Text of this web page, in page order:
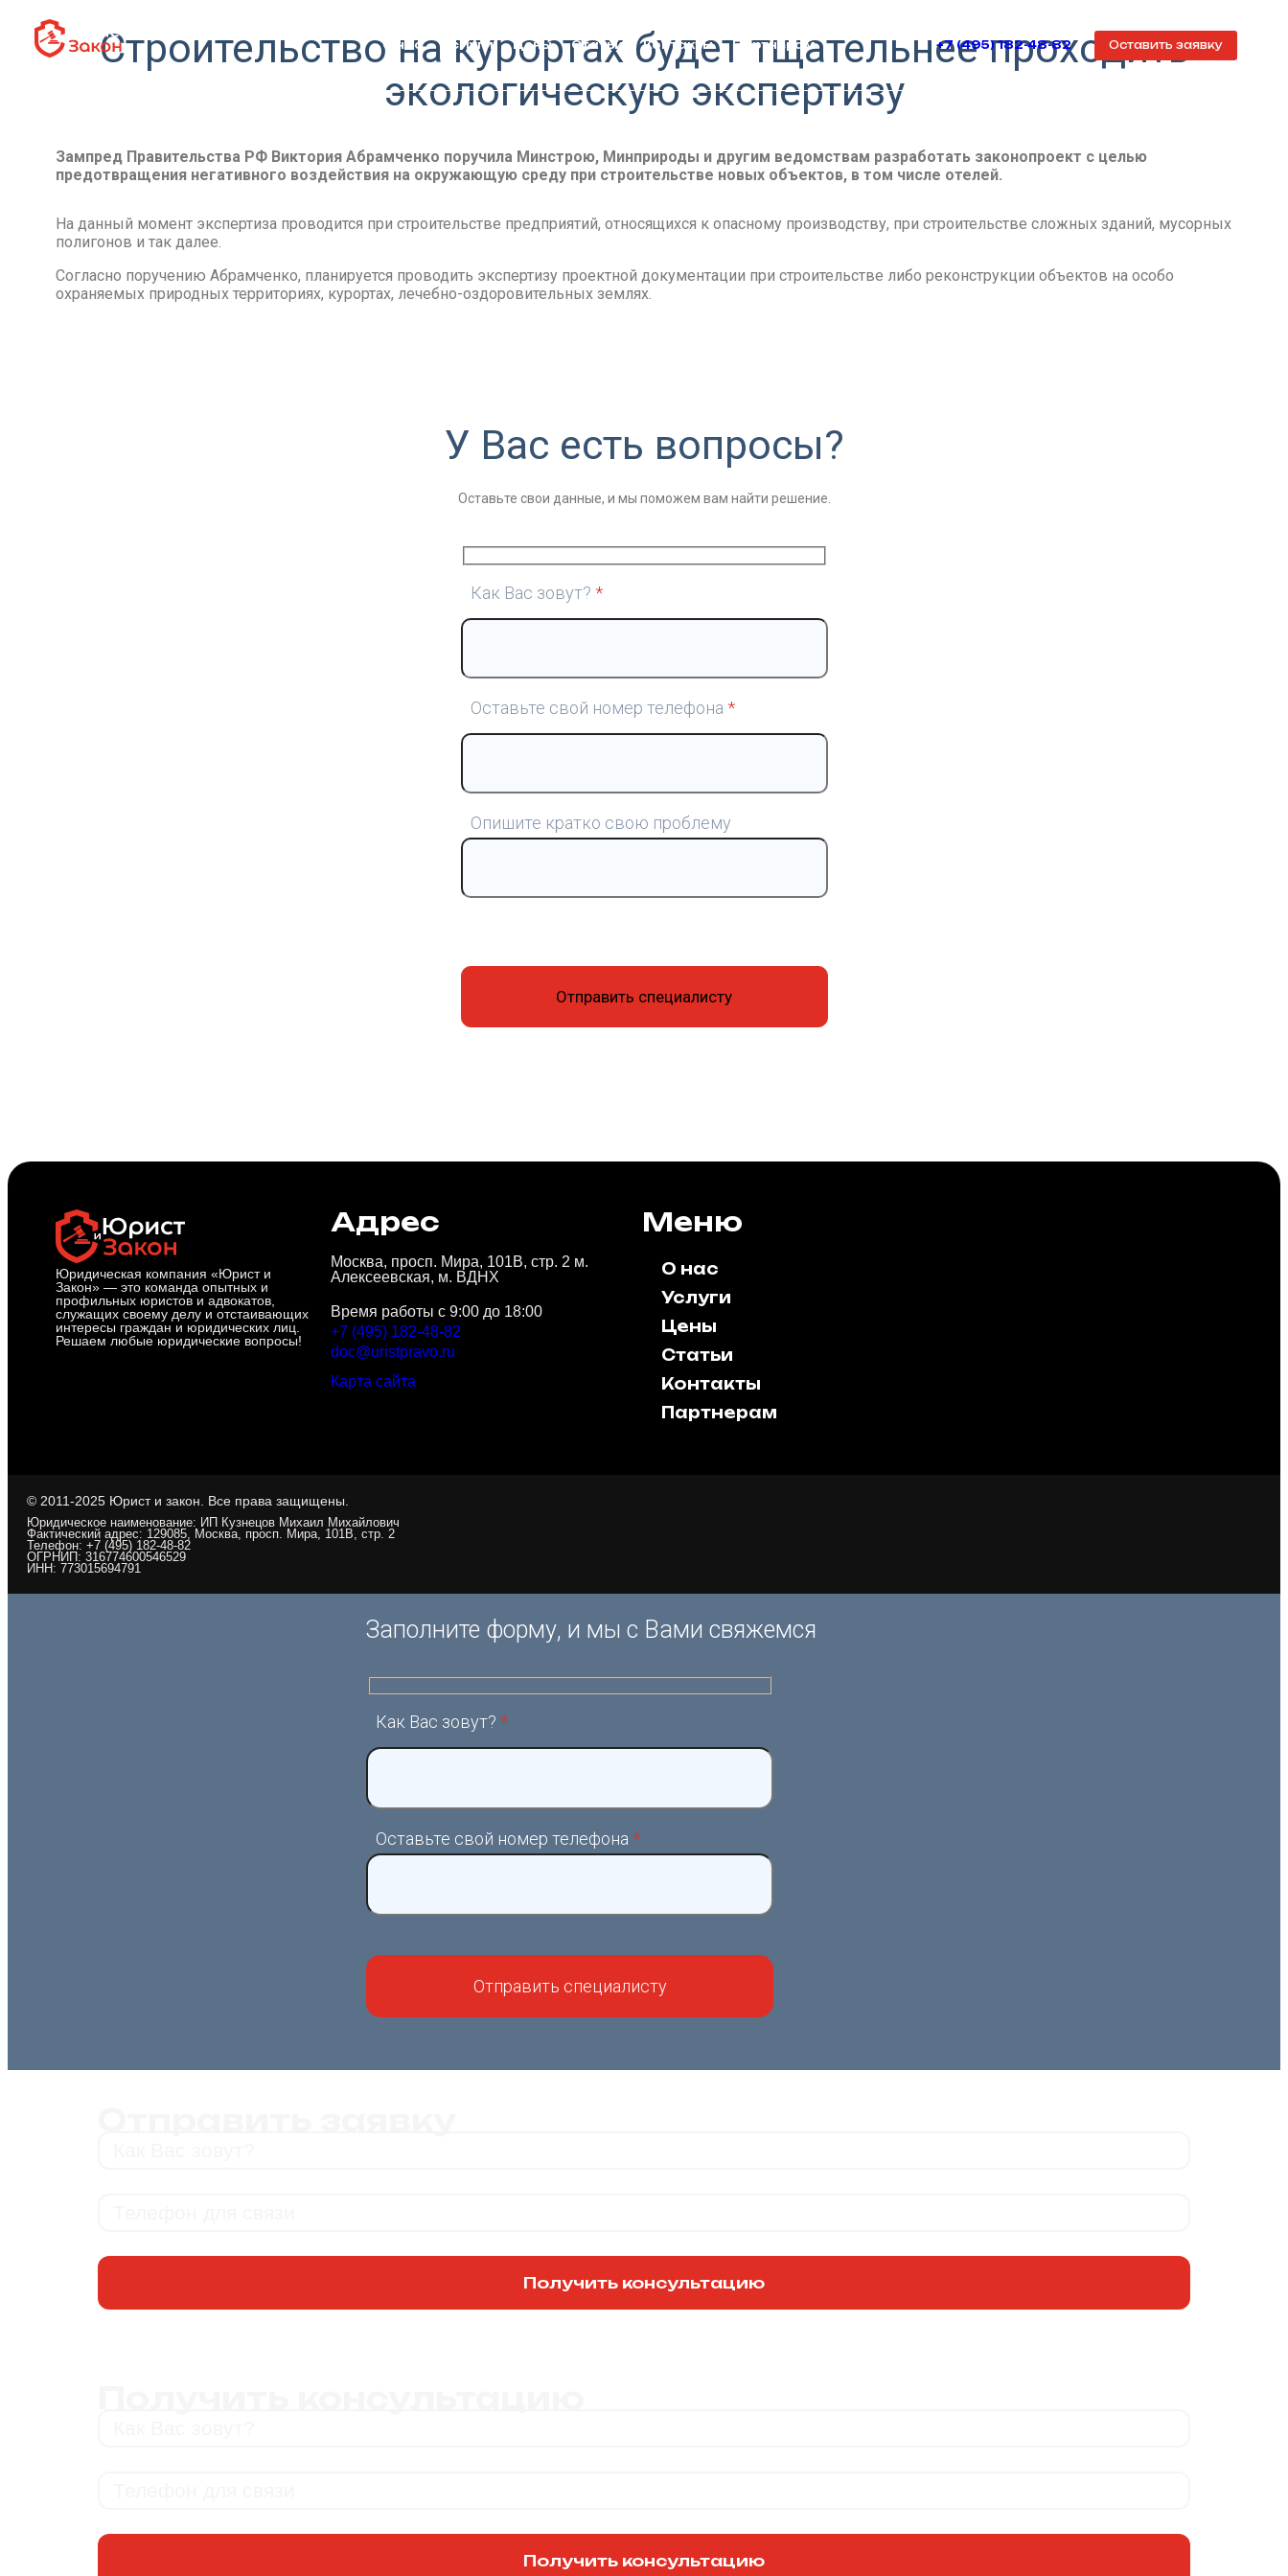
О нас Услуги Цены Статьи Контакты Партнерам +7 (495) 182-48-82 Оставить заявку
Строительство на курортах будет тщательнее проходить
экологическую экспертизу
Зампред Правительства РФ Виктория Абрамченко поручила Минстрою, Минприроды и другим ведомствам разработать законопроект с целью
предотвращения негативного воздействия на окружающую среду при строительстве новых объектов, в том числе отелей.
На данный момент экспертиза проводится при строительстве предприятий, относящихся к опасному производству, при строительстве сложных зданий, мусорных
полигонов и так далее.
Согласно поручению Абрамченко, планируется проводить экспертизу проектной документации при строительстве либо реконструкции объектов на особо
охраняемых природных территориях, курортах, лечебно-оздоровительных землях.
У Вас есть вопросы?
Оставьте свои данные, и мы поможем вам найти решение.
Как Вас зовут? *
Оставьте свой номер телефона *
Опишите кратко свою проблему
Юридическая компания «Юрист и
Закон» — это команда опытных и
профильных юристов и адвокатов,
служащих своему делу и отстаивающих
интересы граждан и юридических лиц.
Решаем любые юридические вопросы!
Адрес
Москва, просп. Мира, 101В, стр. 2 м.
Алексеевская, м. ВДНХ
Время работы с 9:00 до 18:00
+7 (495) 182-48-82
doc@uristpravo.ru
Карта сайта
Меню
О нас
Услуги
Цены
Статьи
Контакты
Партнерам
© 2011-2025 Юрист и закон. Все права защищены.
Юридическое наименование: ИП Кузнецов Михаил Михайлович
Фактический адрес: 129085, Москва, просп. Мира, 101В, стр. 2
Телефон: +7 (495) 182-48-82
ОГРНИП: 316774600546529
ИНН: 773015694791
Заполните форму, и мы с Вами свяжемся
Как Вас зовут? *
Оставьте свой номер телефона *
Получить консультацию
Получить консультацию